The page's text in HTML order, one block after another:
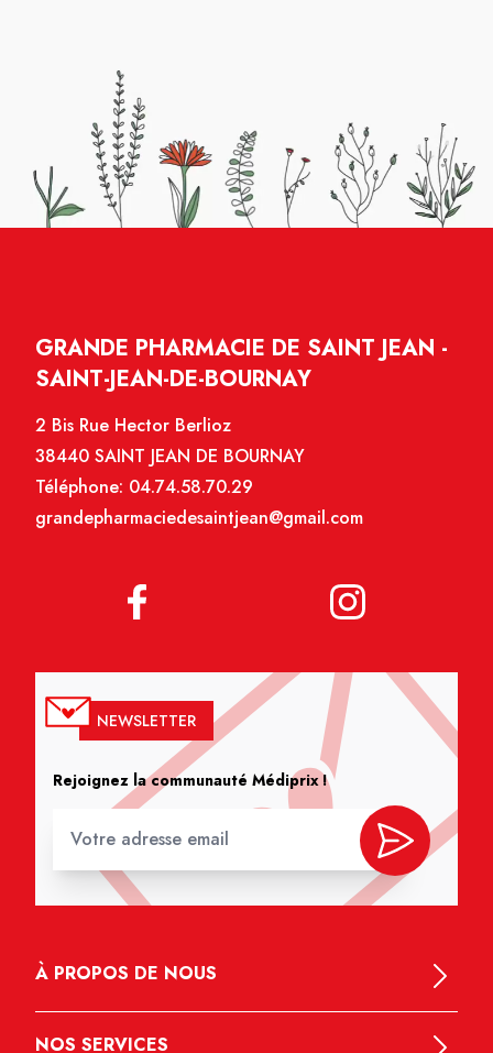
GRANDE PHARMACIE DE SAINT JEAN -
SAINT-JEAN-DE-BOURNAY
2 Bis Rue Hector Berlioz
38440 SAINT JEAN DE BOURNAY
Téléphone: 04.74.58.70.29
grandepharmaciedesaintjean@gmail.com
NEWSLETTER
Rejoignez la communauté Médiprix !
À PROPOS DE NOUS
NOS SERVICES